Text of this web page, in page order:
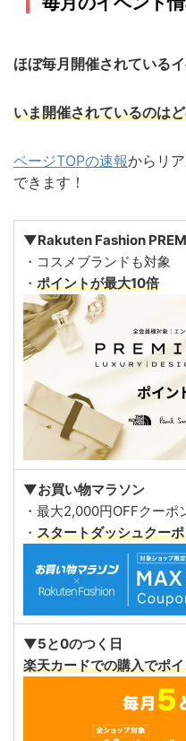
ほぼ毎月開催されている
いま開催されているのは
ページTOPの速報からリ
できます！
▼Rakuten Fashion
・コスメブランドも対象
・ ポイントが最大10倍
▼お買い物マラソン
・最大2,000円OFFクーポ
・ スタートダッシュクー
▼5と0のつく日
楽天カードでの購入でポ